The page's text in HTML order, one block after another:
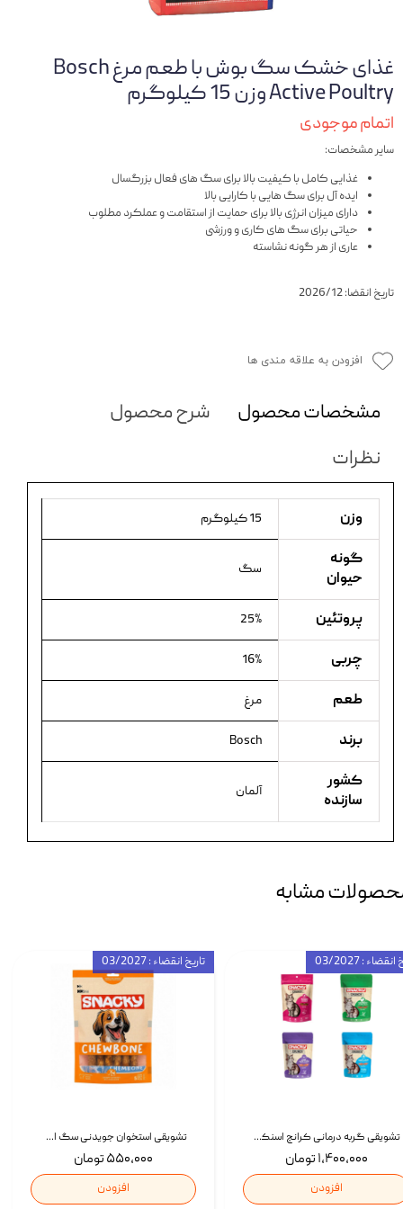
غذای خشک سگ بوش با طعم مرغ Bosch
Active Poultry وزن 15 کیلوگرم
اتمام موجودی
سایر مشخصات:
غذایی کامل با کیفیت بالا برای سگ های فعال بزرگسال
ایده آل برای سگ هایی با کارایی بالا
دارای میزان انرژی بالا برای حمایت از استقامت و عملکرد مطلوب
حیاتی برای سگ های کاری و ورزشی
عاری از هر گونه نشاسته
تاریخ انقضا: 2026/12
افزودن به علاقه مندی ها
مشخصات محصول
شرح محصول
نظرات
وزن 15 کیلوگرم
گونه
حیوان
سگ
پروتئین 25%
چربی 16%
طعم مرغ
برند Bosch
کشور
سازنده
آلمان
مشابه
تشویقی استخوان جویدنی سگ اسنکی کرانچی با طعم مرغ Snacky Crunchy Munchy وزن 100 گرم
۵۵۰,۰۰۰ تومان
افزودن
تاریخ انقضاء : 03/2027
تشویقی گربه درمانی کرانچ اسنکی با طعم میکس Snacky Crunch Cat Treats وزن 60 گرم بسته 4 عددی
۱,۴۰۰,۰۰۰ تومان
افزودن
: 03/2027